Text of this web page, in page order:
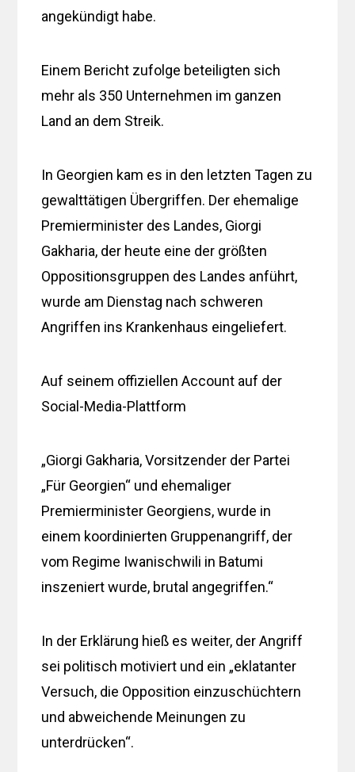
angekündigt habe.
Einem Bericht zufolge beteiligten sich
mehr als 350 Unternehmen im ganzen
Land an dem Streik.
In Georgien kam es in den letzten Tagen zu
gewalttätigen Übergriffen. Der ehemalige
Premierminister des Landes, Giorgi
Gakharia, der heute eine der größten
Oppositionsgruppen des Landes anführt,
wurde am Dienstag nach schweren
Angriffen ins Krankenhaus eingeliefert.
Auf seinem offiziellen Account auf der
Social-Media-Plattform
„Giorgi Gakharia, Vorsitzender der Partei
„Für Georgien“ und ehemaliger
Premierminister Georgiens, wurde in
einem koordinierten Gruppenangriff, der
vom Regime Iwanischwili in Batumi
inszeniert wurde, brutal angegriffen.“
In der Erklärung hieß es weiter, der Angriff
sei politisch motiviert und ein „eklatanter
Versuch, die Opposition einzuschüchtern
und abweichende Meinungen zu
unterdrücken“.